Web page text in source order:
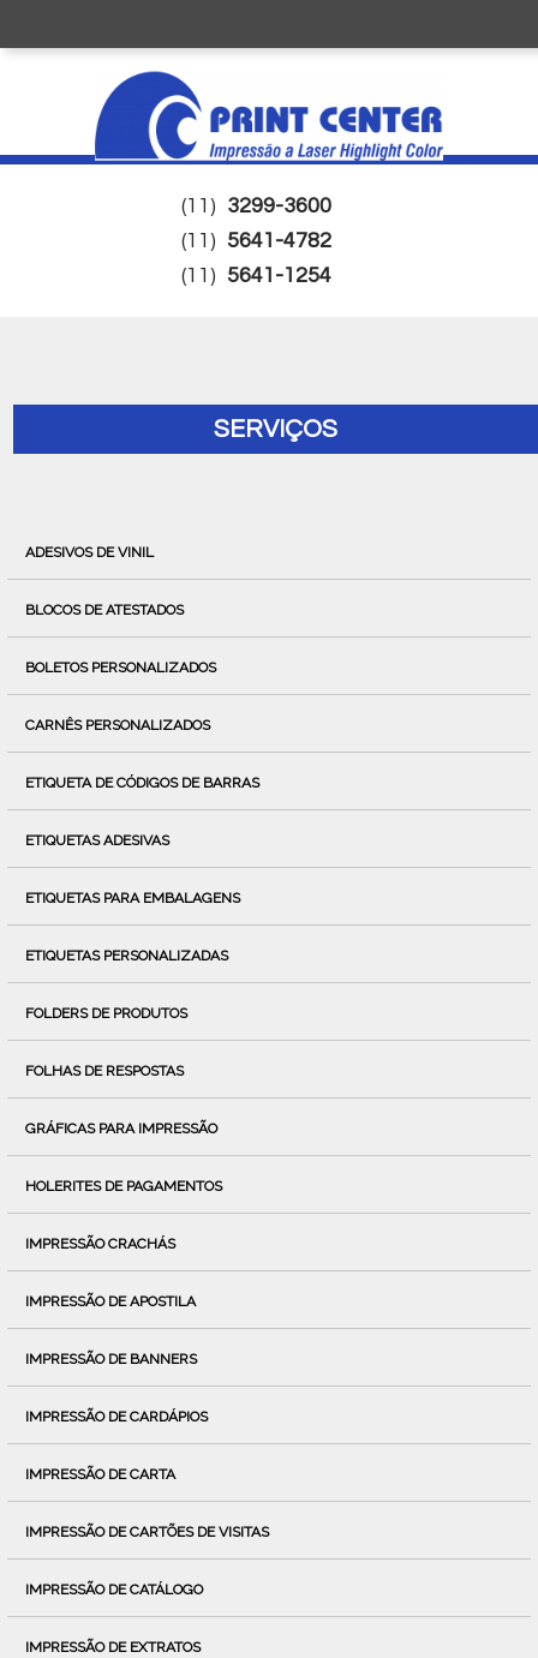
(11) 3299-3600
(11) 5641-4782
(11) 5641-1254
SERVIÇOS
ADESIVOS DE VINIL
BLOCOS DE ATESTADOS
BOLETOS PERSONALIZADOS
CARNÊS PERSONALIZADOS
ETIQUETA DE CÓDIGOS DE BARRAS
ETIQUETAS ADESIVAS
ETIQUETAS PARA EMBALAGENS
ETIQUETAS PERSONALIZADAS
FOLDERS DE PRODUTOS
FOLHAS DE RESPOSTAS
GRÁFICAS PARA IMPRESSÃO
HOLERITES DE PAGAMENTOS
IMPRESSÃO CRACHÁS
IMPRESSÃO DE APOSTILA
IMPRESSÃO DE BANNERS
IMPRESSÃO DE CARDÁPIOS
IMPRESSÃO DE CARTA
IMPRESSÃO DE CARTÕES DE VISITAS
IMPRESSÃO DE CATÁLOGO
IMPRESSÃO DE EXTRATOS